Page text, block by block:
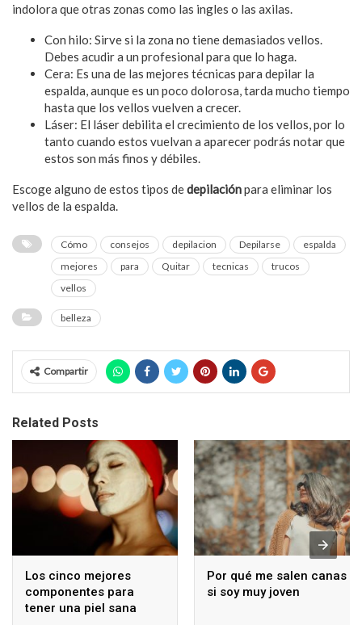
indolora que otras zonas como las ingles o las axilas.
Con hilo: Sirve si la zona no tiene demasiados vellos.
Debes acudir a un profesional para que lo haga.
Cera: Es una de las mejores técnicas para depilar la
espalda, aunque es un poco dolorosa, tarda mucho tiempo
hasta que los vellos vuelven a crecer.
Láser: El láser debilita el crecimiento de los vellos, por lo
tanto cuando estos vuelvan a aparecer podrás notar que
estos son más finos y débiles.
Escoge alguno de estos tipos dedepilaciónpara eliminar los
vellos de la espalda.
Cómo consejos depilacion Depilarse
espalda
mejores
para Quitar tecnicas
trucos
vellos
belleza
Compartir
Related Posts
Los cinco mejores
componentes para
tener una piel sana
Por qué me salen canas
si soy muy joven